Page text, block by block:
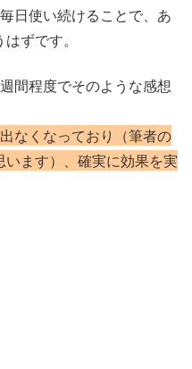
日使い続けることで、あ
ずです。
間程度でそのような感想
なくなっており（筆者の
ます）、確実に効果を実